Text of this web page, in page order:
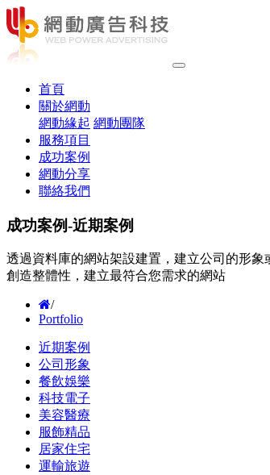
首頁(current)
關於網動
網動緣起 網動團隊
服務項目
成功案例
網動分享
聯絡我們
成功案例-近期案例
透過資料庫的網站架設建置，建立公司的形
創造整體性，建立最符合您需求的網站
/
Portfolio
近期案例
公司形象
餐飲娛樂
科技電子
美容醫療
服飾精品
居家住宅
運輸旅遊